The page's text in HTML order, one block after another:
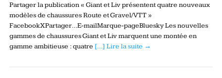
Partager la publication « Giant et Liv présentent quatre nouveaux
modèles de chaussures Route et Gravel/VTT »
FacebookXPartager…E-mailMarque-pageBluesky Les nouvelles
gammes de chaussures Giant et Liv marquent une montée en
gamme ambitieuse : quatre […] Lire la suite →